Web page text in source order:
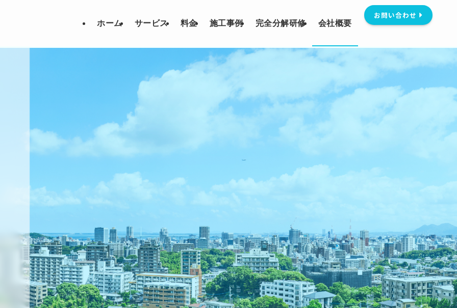
ホーム サービス 料金 施工事例 完全分解研修 会社概要
お問い合わせ